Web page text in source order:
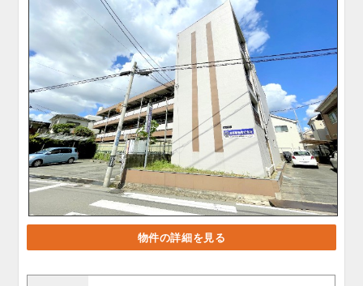
物件の詳細を見る